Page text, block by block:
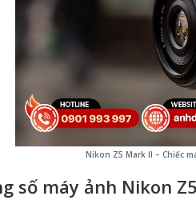
Nikon Z5 Mark II – Chiếc
số máy ảnh Nikon